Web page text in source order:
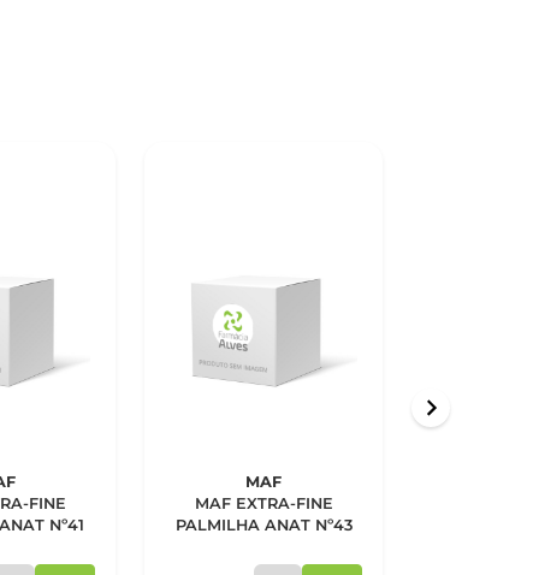
FINE
Nº41
MAF
MAF EXTRA-FINE
PALMILHA ANAT Nº43